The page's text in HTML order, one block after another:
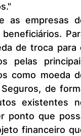
de troca para
pelas
como moeda
de
existentes
ponto que
financeiro